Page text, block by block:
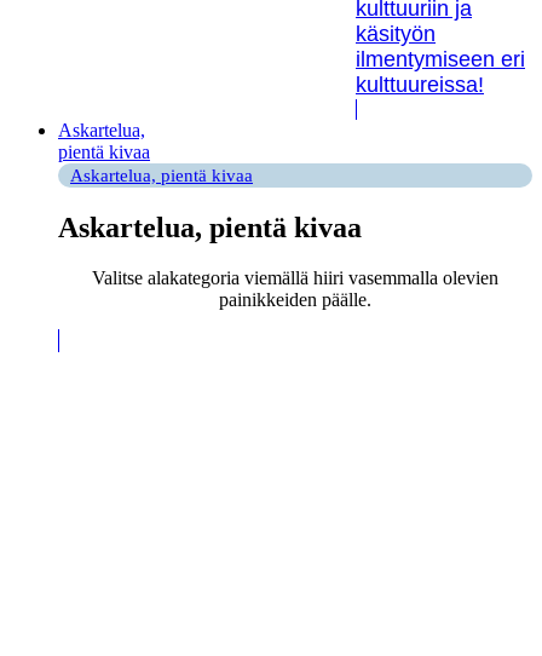
kulttuuriin ja
käsityön
ilmentymiseen eri
kulttuureissa!
Askartelua,
pientä kivaa
Askartelua, pientä kivaa
Askartelua, pientä kivaa
Valitse alakategoria viemällä hiiri vasemmalla olevien
painikkeiden päälle.